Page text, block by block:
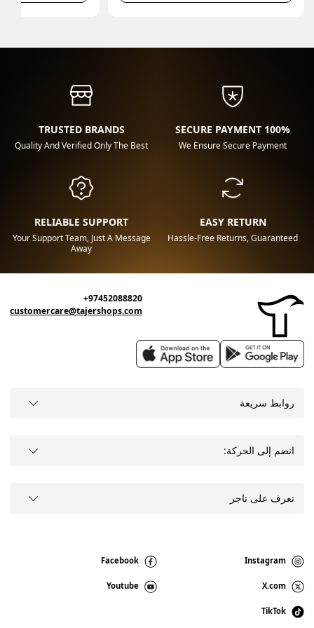
100% SECURE PAYMENT
We Ensure Secure Payment
TRUSTED BRANDS
Quality And Verified Only The Best
EASY RETURN
Hassle-Free Returns, Guaranteed
RELIABLE SUPPORT
Your Support Team, Just A Message
Away
+97452088820
customercare@tajershops.com
روابط سريعة
انضم إلى الحركة:
تعرف على تاجر
Instagram
Facebook
X.com
Youtube
TikTok